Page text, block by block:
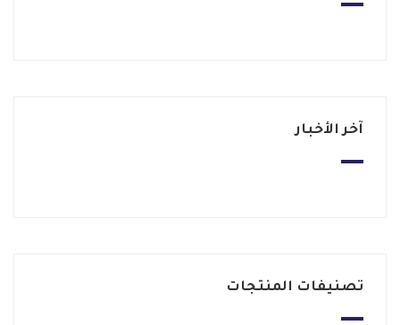
آخر الأخبار
تصنيفات المنتجات